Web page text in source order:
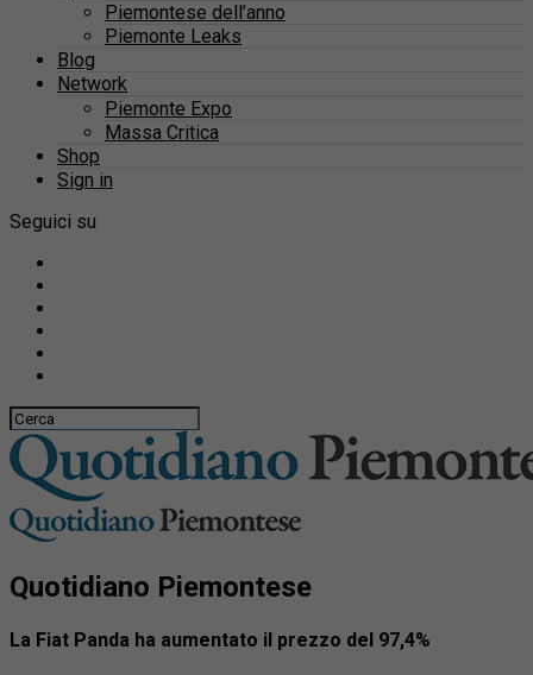
Piemontese dell’anno
Piemonte Leaks
Blog
Network
Piemonte Expo
Massa Critica
Shop
Sign in
Seguici su
Quotidiano Piemontese
La Fiat Panda ha aumentato il prezzo del 97,4%